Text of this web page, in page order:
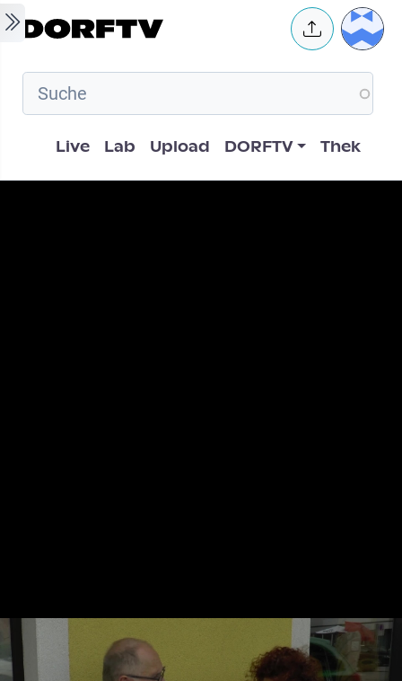
Skip to main content User
Hauptnavigation
Live Lab Upload DORFTV Thek